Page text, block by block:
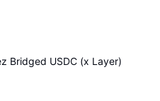
Bridged USDC (x Layer)